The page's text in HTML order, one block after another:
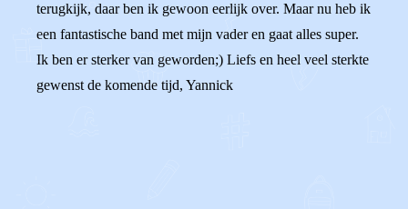
terugkijk, daar ben ik gewoon eerlijk over. Maar nu heb ik
een fantastische band met mijn vader en gaat alles super.
Ik ben er sterker van geworden;) Liefs en heel veel sterkte
gewenst de komende tijd, Yannick